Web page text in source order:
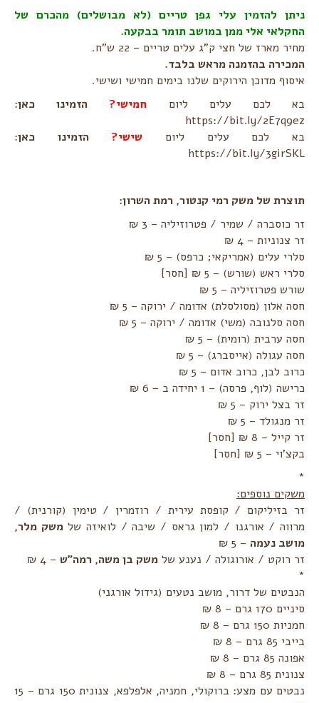
ניתן להזמין עלי גפן טריים (לא מבושלים) מהכרם של
החקלאי אלי ממן במושב תומר בבקעה.
מחיר מארז של חצי ק"ג עלים טריים – 22 ש"ח.
המכירה בהזמנה מראש בלבד.
איסוף מדוכן הירוקים שלנו בימים חמישי ושישי.
בא לכם עלים ליום חמישי? הזמינו כאן:
https://bit.ly/2E7q9ez
בא לכם עלים ליום שישי? הזמינו כאן:
https://bit.ly/3girSKL
תוצרת של משק רמי קנטור, רמת השרון:
זר כוסברה / שמיר / פטרוזיליה – 3 ₪
זר צנוניות – 4 ₪
סלרי עלים (אמריקאי; כרפס) – 5 ₪
סלרי ראש (שורש) – 5 ₪ [חסר]
שורש פטרוזיליה – 5 ₪
חסה אלון (מסולסלת) אדומה / ירוקה – 5 ₪
חסה סלנובה (משי) אדומה / ירוקה – 5 ₪
חסה ערבית (רומית) – 5 ₪
חסה עגולה (אייסברג) – 5 ₪
כרוב לבן, כרוב אדום – 5 ₪
כרישה (לוף, פרסה) – 1 יחידה ב – 6 ₪
זר בצל ירוק – 5 ₪
זר מנגולד – 5 ₪
זר קייל – 8 ₪ [חסר]
בקצ'וי – 5 ₪ [חסר]
*
משקים נוספים:
זר בזיליקום / קופסת עירית / רוזמרין / טימין (קורנית) /
מרווה / אורגנו / למון גראס / שיבה / לואיזה שלמשק מלר,
מושב נעמה – 5 ₪
זר רוקט / אורוגולה / נענע של משק בן משה, רמה"ש – 4 ₪
*
הנבטים של דרור, מושב נטעים (גידול אורגני)
סיניים 170 גרם – 8 ₪
חמניות 150 גרם – 8 ₪
בייבי 85 גרם – 8 ₪
אפונה 85 גרם – 8 ₪
צנונית 85 גרם – 8 ₪
נבטים עם מצע: ברוקולי, חמניה, אלפלפא, צנונית 150 גרם – 15